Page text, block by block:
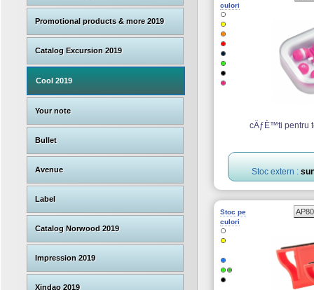
Promotional products & more 2019
Catalog Excursion 2019
Cool 2019
Your note
Bullet
Avenue
Label
Catalog Norwood 2019
Impression 2019
Xindao 2019
culori
cÄƒÈ™ti pentru
Stoc extern :
Stoc pe
culori